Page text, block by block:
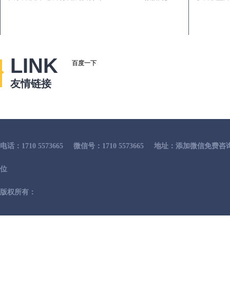
LINK
友情链接
百度一下
电话：1710 5573665 微信号：1710 5573665 地址：添加微信免费咨
位
版权所有：